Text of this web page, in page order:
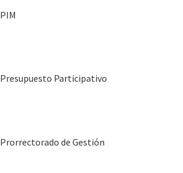
PIM
Presupuesto Participativo
Prorrectorado de Gestión